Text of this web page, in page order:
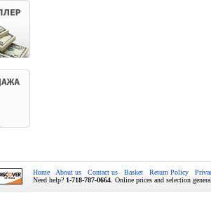
Home About us Contact us Basket Return Policy
Need help? 1-718-787-0664 . Online prices and selection